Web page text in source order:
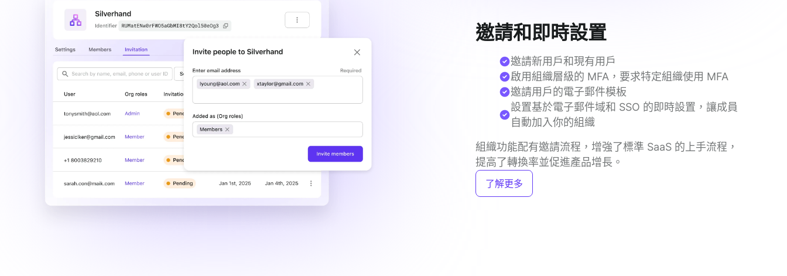
邀請和即時設置
組織功能配有邀請流程，增強了標準 SaaS 的上手流程，
提高了轉換率並促進產品增長。
邀請新用戶和現有用戶
啟用組織層級的 MFA，要求特定組織使用 MFA
邀請用戶的電子郵件模板
設置基於電子郵件域和 SSO 的即時設置，讓成員
自動加入你的組織
了解更多